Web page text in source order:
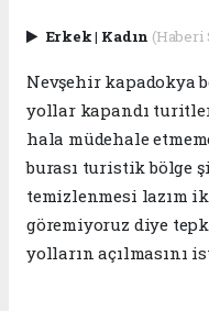
Erkek| Kadın (Haberi
Nevşehir kapadokya
yollar kapandı
hala müdehale
burası turistik bölge
temizlenmesi lazım
göremiyoruz diye
yolların açılmasını